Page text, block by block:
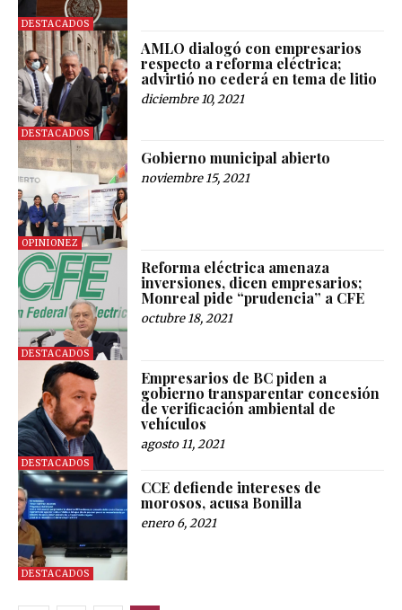
DESTACADOS
DESTACADOS
AMLO dialogó con empresarios
respecto a reforma eléctrica;
advirtió no cederá en tema de litio
diciembre 10, 2021
OPINIONEZ
Gobierno municipal abierto
noviembre 15, 2021
DESTACADOS
Reforma eléctrica amenaza
inversiones, dicen empresarios;
Monreal pide “prudencia” a CFE
octubre 18, 2021
DESTACADOS
Empresarios de BC piden a
gobierno transparentar concesión
de verificación ambiental de
vehículos
agosto 11, 2021
DESTACADOS
CCE defiende intereses de
morosos, acusa Bonilla
enero 6, 2021